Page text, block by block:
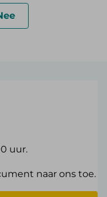
uur.
naar ons toe.